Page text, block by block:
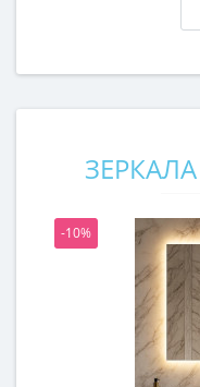
-10%